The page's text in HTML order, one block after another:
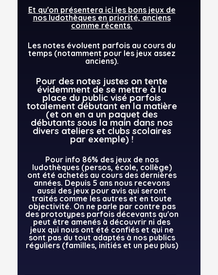
Et qu'on présentera ici les bons jeux de
nos ludothèques en priorité, anciens
comme récents.
Les notes évoluent parfois au cours du
temps (notamment pour les jeux assez
anciens).
Pour des notes justes on tente
évidemment de se mettre à la
place du public visé parfois
totalement débutant en la matière
(et on en a un paquet des
débutants sous la main dans nos
divers ateliers et clubs scolaires
par exemple) !
Pour info 86% des jeux de nos
ludothèques (persos, école, collège)
ont été achetés au cours des dernières
années. Depuis 5 ans nous recevons
aussi des jeux pour avis qui seront
traités comme les autres et en toute
objectivité. On ne parle par contre pas
des prototypes parfois décevants qu'on
peut être amenés à découvrir ni des
jeux qui nous ont été confiés et qui ne
sont pas du tout adaptés à nos publics
réguliers (familles, initiés et un peu plus)